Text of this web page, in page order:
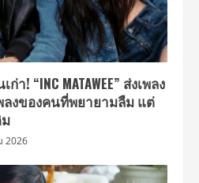
! “INC MATAWEE” ส่งเพลง
ลงของคนที่พยายามลืม แต่
2026